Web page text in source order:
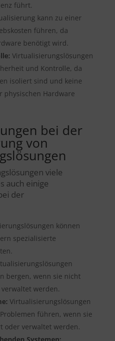
führt.
kann zu einer
führen, da
benötigt wird.
Virtualisierungslösungen
und Kontrolle, da
isoliert sind und keine
physischen Hardware
bei der
von
viele
auch einige
der
können
spezialisierte
bergen, wenn sie nicht
werden.
Virtualisierungslösungen
führen, wenn sie
oder verwaltet werden.